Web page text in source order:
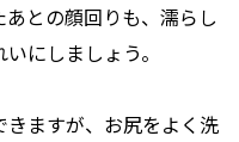
との顔回りも、濡らし
にしましょう。
ますが、お尻をよく洗